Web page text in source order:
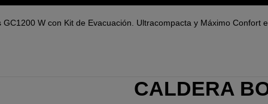
W con Kit de Evacuación. Ultracompacta y Máximo Confort
CALDERA